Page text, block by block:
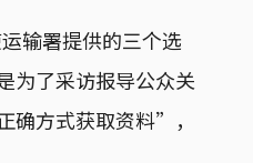
输署提供的三个选
为了采访报导公众关
确方式获取资料”，